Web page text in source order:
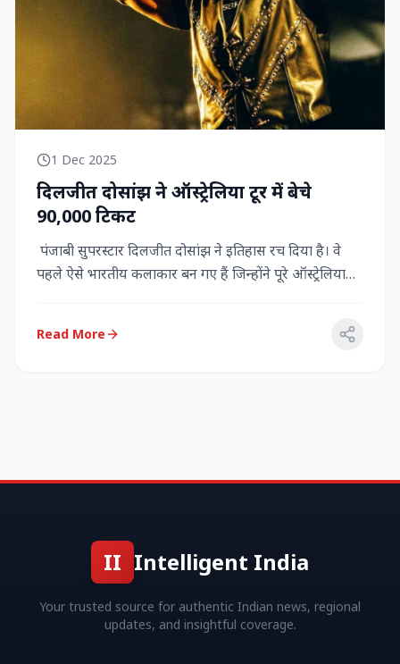
1 Dec 2025
दिलजीत दोसांझ ने ऑस्ट्रेलिया टूर में बेचे
90,000 टिकट
पंजाबी सुपरस्टार दिलजीत दोसांझ ने इतिहास रच दिया है। वे
पहले ऐसे भारतीय कलाकार बन गए हैं जिन्होंने पूरे ऑस्ट्रेलिया
Read More
II Intelligent India
Your trusted source for authentic Indian news, regional
updates, and insightful coverage.